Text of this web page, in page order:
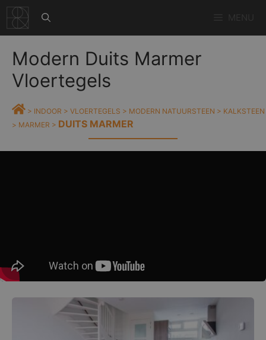
naar
de
inhoudModern Duits Marmer
Vloertegels
> INDOOR > VLOERTEGELS > MODERN NATUURSTEEN > KALKSTEEN
> MARMER > DUITS MARMER